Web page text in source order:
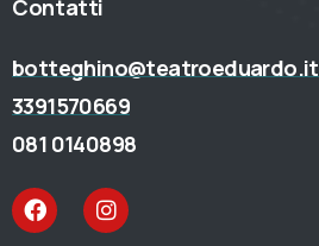
Contatti
botteghino@teatroeduardo.it
3391570669
081 0140898